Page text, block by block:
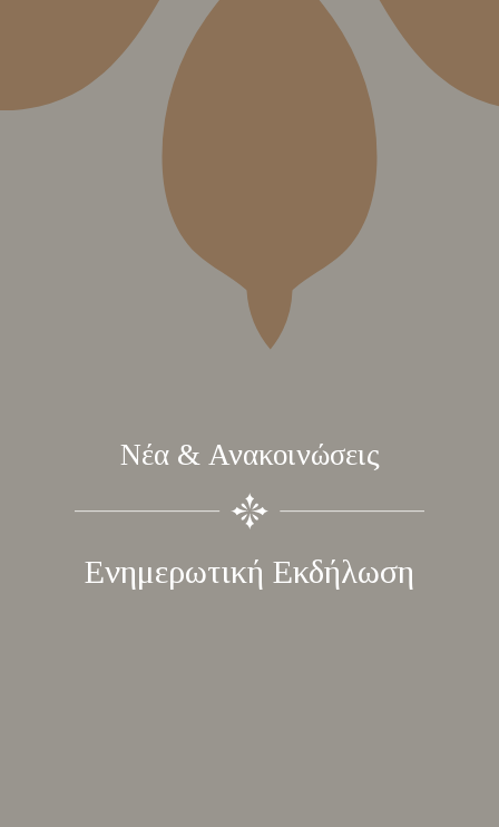
Νέα & Ανακοινώσεις
Ενημερωτική Εκδήλωση